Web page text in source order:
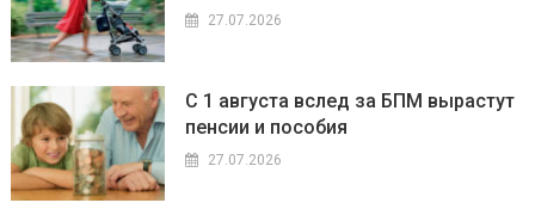
27.07.2026
С 1 августа вслед за БПМ вырастут
пенсии и пособия
27.07.2026